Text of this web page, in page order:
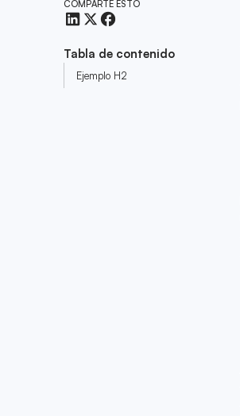
COMPARTE ESTO
Tabla de contenido
Ejemplo H2